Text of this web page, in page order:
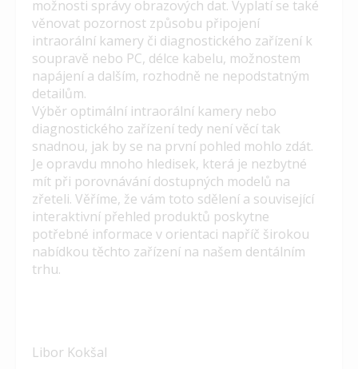
možnosti správy obrazových dat. Vyplatí se také
věnovat pozornost způsobu připojení
intraorální kamery či diagnostického zařízení k
soupravě nebo PC, délce kabelu, možnostem
napájení a dalším, rozhodně ne nepodstatným
detailům.
Výběr optimální intraorální kamery nebo
diagnostického zařízení tedy není věcí tak
snadnou, jak by se na první pohled mohlo zdát.
Je opravdu mnoho hledisek, která je nezbytné
mít při porovnávání dostupných modelů na
zřeteli. Věříme, že vám toto sdělení a související
interaktivní přehled produktů poskytne
potřebné informace v orientaci napříč širokou
nabídkou těchto zařízení na našem dentálním
trhu.
Libor Kokšal